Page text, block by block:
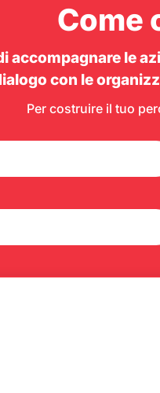
Come
accompagnare le
con le
Per costruire il tuo